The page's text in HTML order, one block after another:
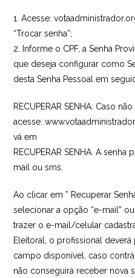
1. Acesse:
“Trocar senha”;
2. Informe o CPF, a Senha
que deseja configurar como
desta Senha Pessoal em
RECUPERAR SENHA: Caso
acesse:
vá em
RECUPERAR SENHA. A
mail ou sms.
Ao clicar em ” Recuperar
selecionar a opção “e-mail”
trazer o e-mail/celular
Eleitoral, o profissional
campo disponível, caso
não conseguirá receber nova